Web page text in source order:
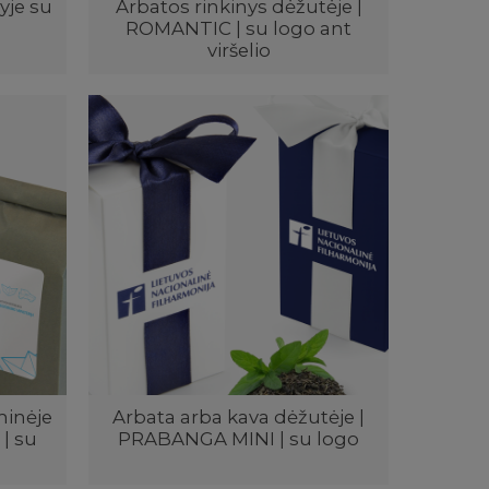
su
Arbatos rinkinys dėžutėje |
ROMANTIC | su logo ant
viršelio
su
Arbata arba kava dėžutėje |
PRABANGA MINI | su logo